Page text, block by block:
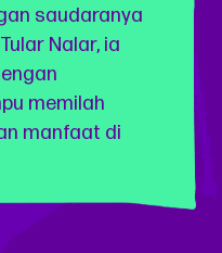
saudaranya
Nalar, ia
memilah
manfaat di